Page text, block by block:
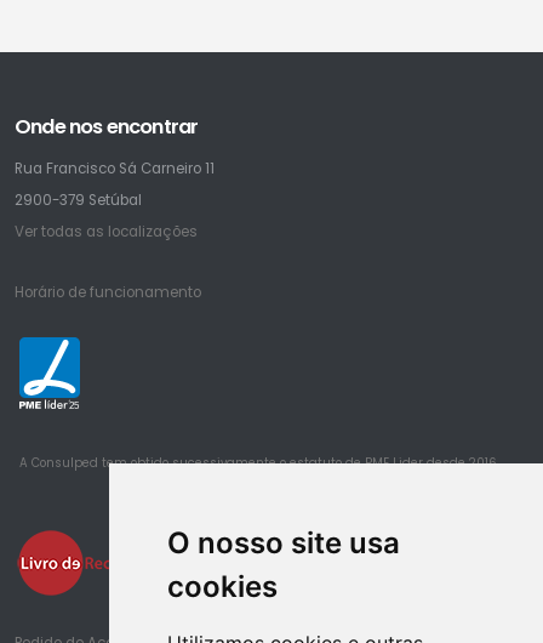
O nosso site usa
cookies
Onde nos encontrar
Rua Francisco Sá Carneiro 11
2900-379 Setúbal
Ver todas as localizações
Horário de funcionamento
25
A Consulped tem obtido sucessivamente o estatuto de PME Lider desde 2016